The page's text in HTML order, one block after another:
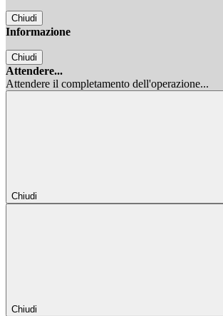
Chiudi
Informazione
Chiudi
Attendere...
Attendere il completamento dell'operazione...
Chiudi
Chiudi